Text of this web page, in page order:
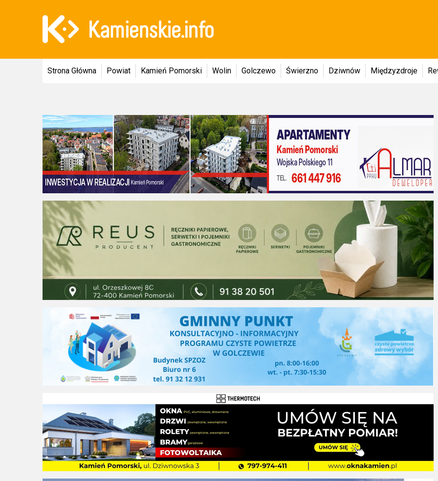
Strona Główna Powiat Kamień Pomorski Wolin Golczewo Świerzno Dziwnów Międzyzdroje